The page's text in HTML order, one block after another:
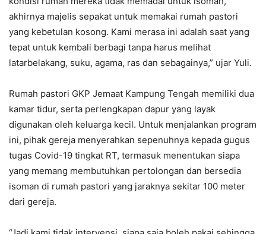
akhirnya majelis sepakat untuk memakai rumah pastori
yang kebetulan kosong. Kami merasa ini adalah saat yang
tepat untuk kembali berbagi tanpa harus melihat
latarbelakang, suku, agama, ras dan sebagainya,” ujar Yuli.
Rumah pastori GKP Jemaat Kampung Tengah memiliki dua
kamar tidur, serta perlengkapan dapur yang layak
digunakan oleh keluarga kecil. Untuk menjalankan program
ini, pihak gereja menyerahkan sepenuhnya kepada gugus
tugas Covid-19 tingkat RT, termasuk menentukan siapa
yang memang membutuhkan pertolongan dan bersedia
isoman di rumah pastori yang jaraknya sekitar 100 meter
dari gereja.